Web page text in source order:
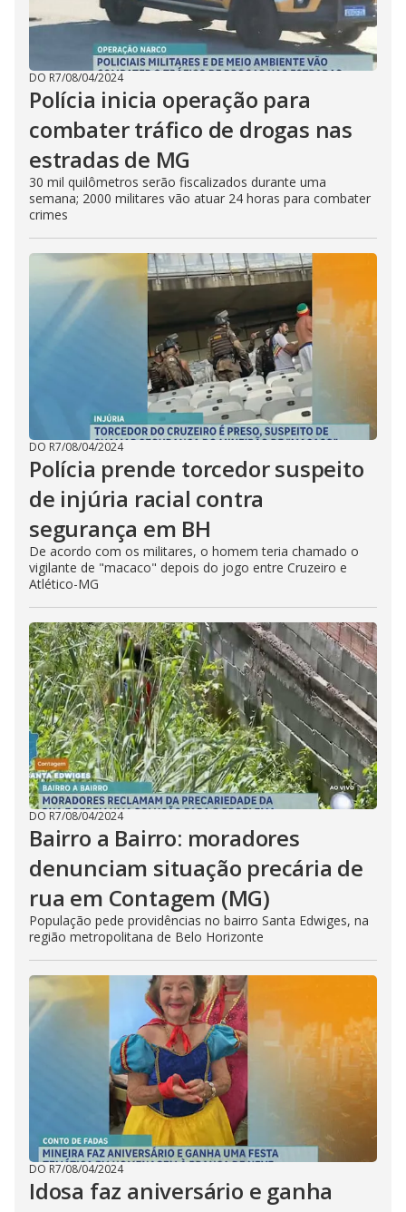
DO R7/08/04/2024
Polícia inicia operação para
combater tráfico de drogas nas
estradas de MG
30 mil quilômetros serão fiscalizados durante uma
semana; 2000 militares vão atuar 24 horas para combater
crimes
DO R7/08/04/2024
Polícia prende torcedor suspeito
de injúria racial contra
segurança em BH
De acordo com os militares, o homem teria chamado o
vigilante de "macaco" depois do jogo entre Cruzeiro e
Atlético-MG
DO R7/08/04/2024
Bairro a Bairro: moradores
denunciam situação precária de
rua em Contagem (MG)
População pede providências no bairro Santa Edwiges, na
região metropolitana de Belo Horizonte
DO R7/08/04/2024
Idosa faz aniversário e ganha